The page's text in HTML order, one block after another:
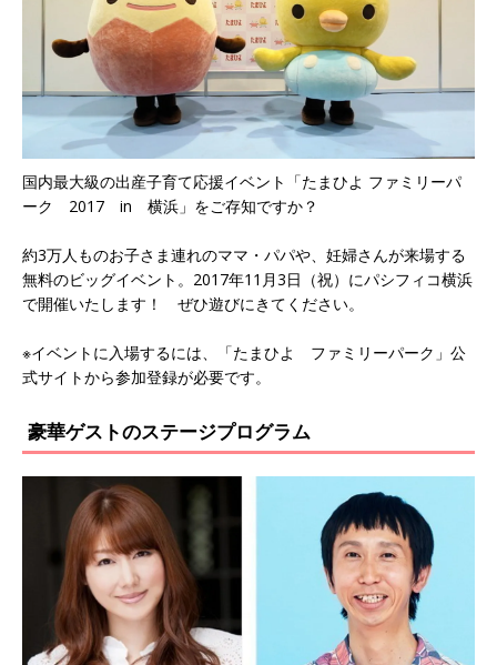
国内最大級の出産子育て応援イベント「たまひよ ファミリーパ
ーク 2017 in 横浜」をご存知ですか？
約3万人ものお子さま連れのママ・パパや、妊婦さんが来場する
無料のビッグイベント。2017年11月3日（祝）にパシフィコ横浜
で開催いたします！ ぜひ遊びにきてください。
※イベントに入場するには、「たまひよ ファミリーパーク」公
式サイトから参加登録が必要です。
豪華ゲストのステージプログラム